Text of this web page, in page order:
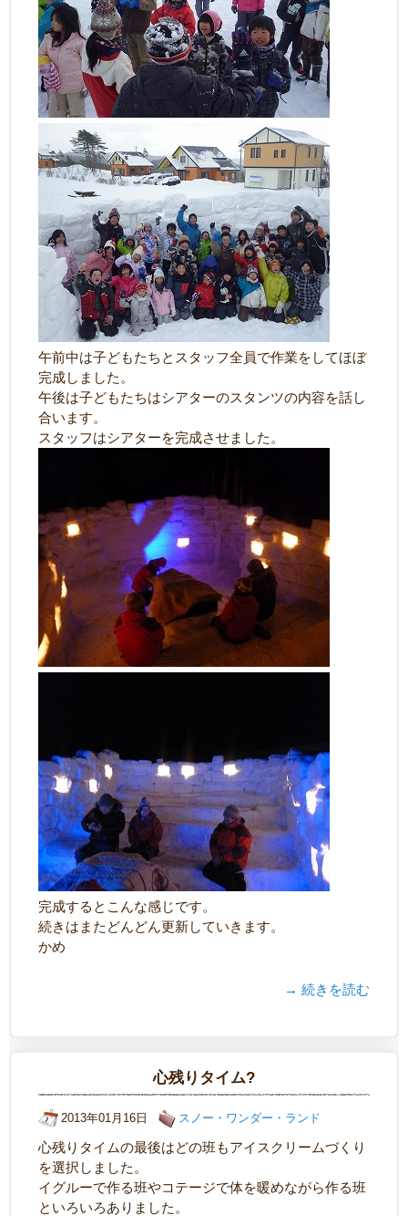
午前中は子どもたちとスタッフ全員で作業をしてほぼ
完成しました。
午後は子どもたちはシアターのスタンツの内容を話し
合います。
スタッフはシアターを完成させました。
完成するとこんな感じです。
続きはまたどんどん更新していきます。
かめ
→ 続きを読む
心残りタイム?
2013年01月16日 スノー・ワンダー・ランド
心残りタイムの最後はどの班もアイスクリームづくり
を選択しました。
イグルーで作る班やコテージで体を暖めながら作る班
といろいろありました。